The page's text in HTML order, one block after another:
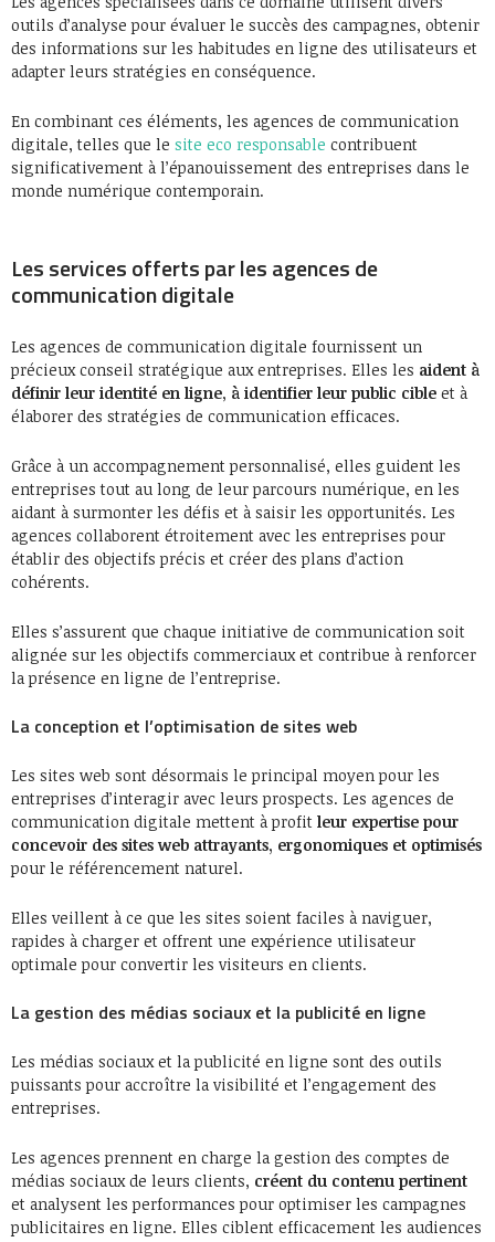
outils d’analyse pour évaluer le succès des campagnes, obtenir
des informations sur les habitudes en ligne des utilisateurs et
adapter leurs stratégies en conséquence.
En combinant ces éléments, les agences de communication
digitale, telles que le site eco responsable contribuent
significativement à l’épanouissement des entreprises dans le
monde numérique contemporain.
Les services offerts par les agences de
communication digitale
Les agences de communication digitale fournissent un
précieux conseil stratégique aux entreprises. Elles les aident à
définir leur identité en ligne, à identifier leur public cible et à
élaborer des stratégies de communication efficaces.
Grâce à un accompagnement personnalisé, elles guident les
entreprises tout au long de leur parcours numérique, en les
aidant à surmonter les défis et à saisir les opportunités. Les
agences collaborent étroitement avec les entreprises pour
établir des objectifs précis et créer des plans d’action
cohérents.
Elles s’assurent que chaque initiative de communication soit
alignée sur les objectifs commerciaux et contribue à renforcer
la présence en ligne de l’entreprise.
La conception et l’optimisation de sites web
Les sites web sont désormais le principal moyen pour les
entreprises d’interagir avec leurs prospects. Les agences de
communication digitale mettent à profit leur expertise pour
concevoir des sites web attrayants, ergonomiques et optimisés
pour le référencement naturel.
Elles veillent à ce que les sites soient faciles à naviguer,
rapides à charger et offrent une expérience utilisateur
optimale pour convertir les visiteurs en clients.
La gestion des médias sociaux et la publicité en ligne
Les médias sociaux et la publicité en ligne sont des outils
puissants pour accroître la visibilité et l’engagement des
entreprises.
Les agences prennent en charge la gestion des comptes de
médias sociaux de leurs clients, créent du contenu pertinent
et analysent les performances pour optimiser les campagnes
publicitaires en ligne. Elles ciblent efficacement les audiences